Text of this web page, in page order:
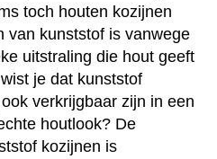
toch houten kozijnen
van kunststof is vanwege
uitstraling die hout geeft
je dat kunststof
verkrijgbaar zijn in een
houtlook? De
kozijnen is